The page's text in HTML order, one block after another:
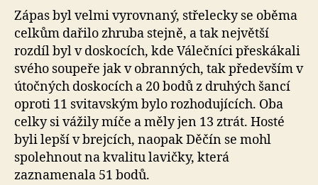
Zápas byl velmi vyrovnaný, střelecky se oběma
celkům dařilo zhruba stejně, a tak největší
rozdíl byl v doskocích, kde Válečníci přeskákali
svého soupeře jak v obranných, tak především v
útočných doskocích a 20 bodů z druhých šancí
oproti 11 svitavským bylo rozhodujících. Oba
celky si vážily míče a měly jen 13 ztrát. Hosté
byli lepší v brejcích, naopak Děčín se mohl
spolehnout na kvalitu lavičky, která
zaznamenala 51 bodů.